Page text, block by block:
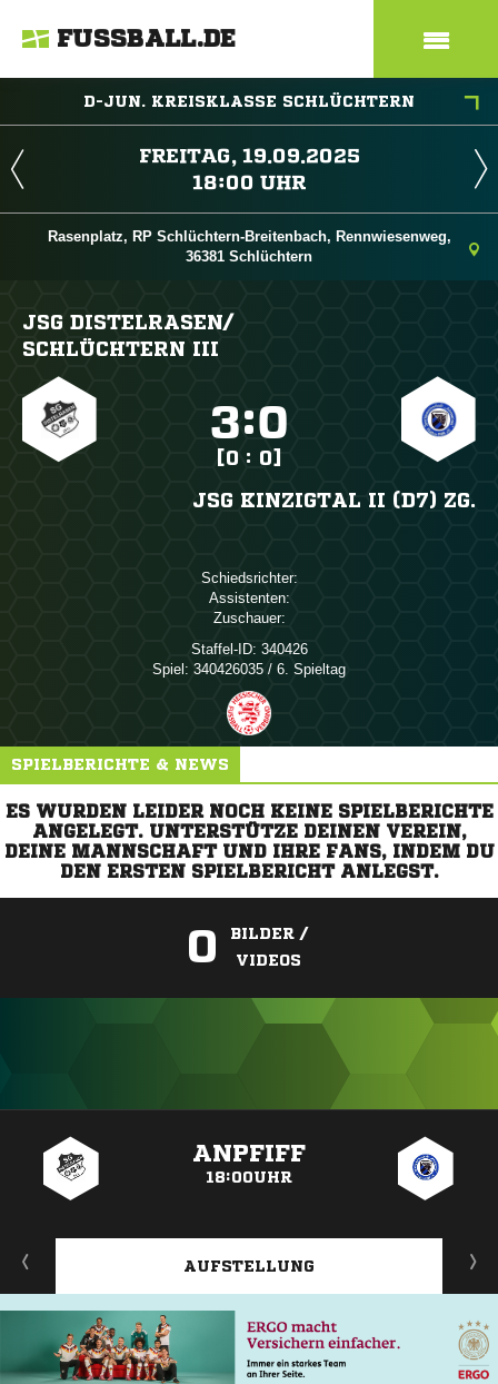
FUSSBALL.DE
D-JUN. KREISKLASSE SCHLÜCHTERN
 
 
Rasenplatz, RP Schlüchtern-Breitenbach, Rennwiesenweg,
36381 Schlüchtern
JSG DISTELRASEN/​
SCHLÜCHTERN III
:
[0 : 0]
JSG KINZIGTAL II (D7) ZG.
Schiedsrichter:
Assistenten:
Zuschauer:
Staffel-ID: 340426
Spiel: 340426035 / 6. Spieltag
SPIELBERICHTE & NEWS
ES WURDEN LEIDER NOCH KEINE SPIELBERICHTE
ANGELEGT. UNTERSTÜTZE DEINEN VEREIN,
DEINE MANNSCHAFT UND IHRE FANS, INDEM DU
DEN ERSTEN SPIELBERICHT ANLEGST.
0
BILDER /
VIDEOS
ANPFIFF
18:00UHR
AUFSTELLUNG